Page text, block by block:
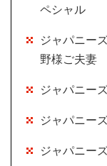
ペシャル
ジャパニー
野様ご夫妻
ジャパニー
ジャパニー
ジャパニー